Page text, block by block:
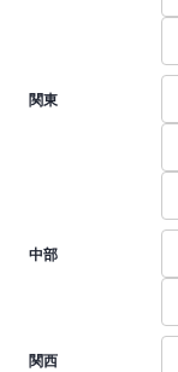
関東
中部
関西